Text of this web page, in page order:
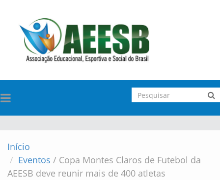
TOGGLE
NAVIGATION
Início
Eventos / Copa Montes Claros de Futebol da
AEESB deve reunir mais de 400 atletas